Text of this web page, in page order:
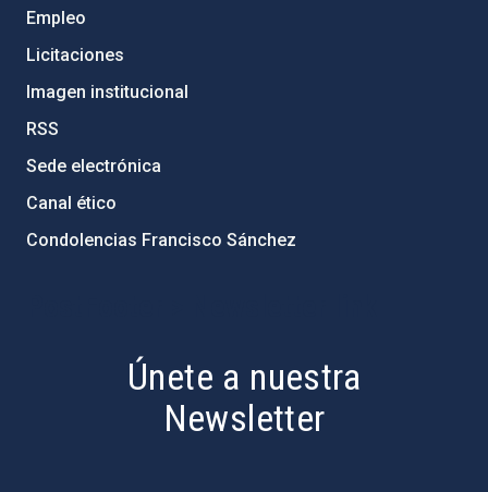
Empleo
Licitaciones
Imagen institucional
RSS
Sede electrónica
Canal ético
Condolencias Francisco Sánchez
Únete a nuestra
Newsletter